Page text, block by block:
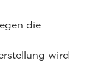
die
wird